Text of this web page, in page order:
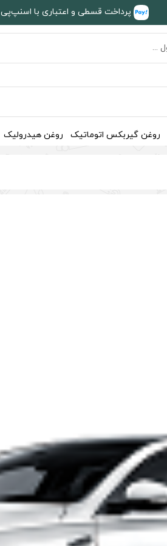
پرداخت قسطی و اعتباری با اسنپ‌پی
روغن گیربکس اتوماتیک روغن هیدرولیک